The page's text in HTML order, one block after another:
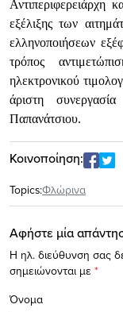
Αντιπεριφερειάρχη
εξέλιξης των
ελληνοποιήσεων
τρόπος
ηλεκτρονικού
άριστη
Παπανάτσιου.
Κοινοποίηση:
Topics:Φλώρινα
Αφήστε μία
Η ηλ. διεύθυνση σας
σημειώνονται με *
Όνομα